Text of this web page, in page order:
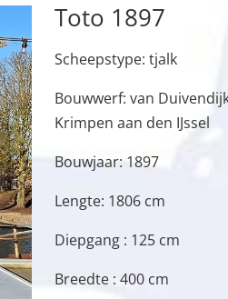
Toto 1897
Scheepstype: tjalk
Bouwwerf: van
Krimpen aan den IJssel
Bouwjaar: 1897
Lengte: 1806 cm
Diepgang : 125 cm
Breedte : 400 cm